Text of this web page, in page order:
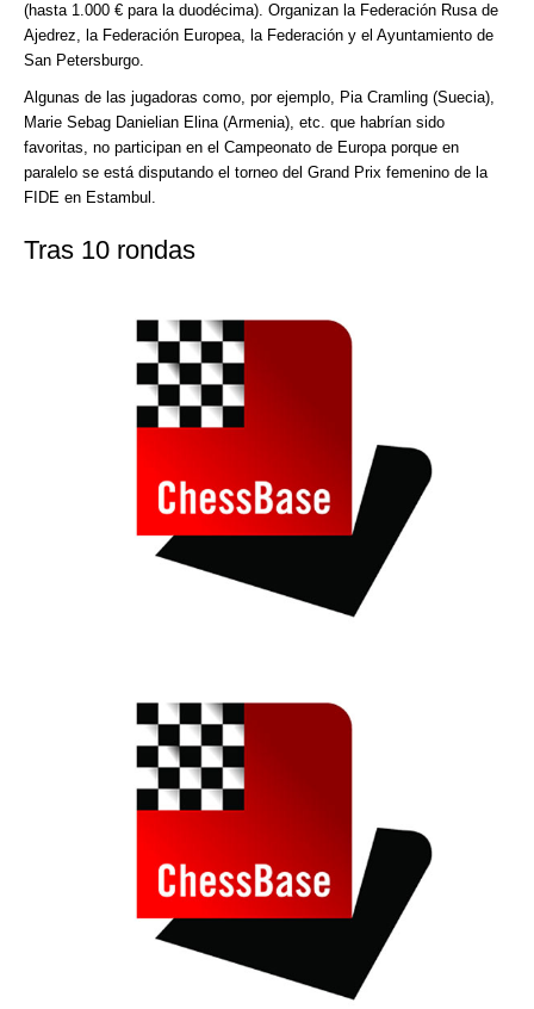
(hasta 1.000 € para la duodécima). Organizan la Federación Rusa de
Ajedrez, la Federación Europea, la Federación y el Ayuntamiento de
San Petersburgo.
Algunas de las jugadoras como, por ejemplo, Pia Cramling (Suecia),
Marie Sebag Danielian Elina (Armenia), etc. que habrían sido
favoritas, no participan en el Campeonato de Europa porque en
paralelo se está disputando el torneo del Grand Prix femenino de la
FIDE en Estambul.
Tras 10 rondas